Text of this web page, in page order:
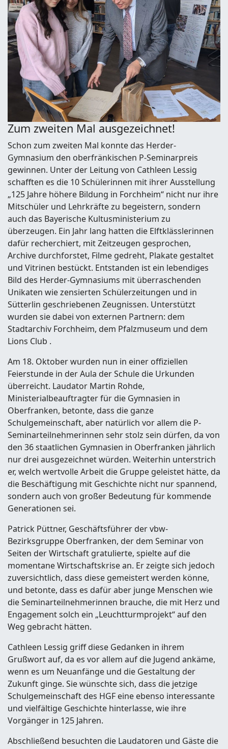
Zum zweiten Mal ausgezeichnet!
Schon zum zweiten Mal konnte das Herder-
Gymnasium den oberfränkischen P-Seminarpreis
gewinnen. Unter der Leitung von Cathleen Lessig
schafften es die 10 Schülerinnen mit ihrer Ausstellung
„125 Jahre höhere Bildung in Forchheim“ nicht nur ihre
Mitschüler und Lehrkräfte zu begeistern, sondern
auch das Bayerische Kultusministerium zu
überzeugen. Ein Jahr lang hatten die Elftklässlerinnen
dafür recherchiert, mit Zeitzeugen gesprochen,
Archive durchforstet, Filme gedreht, Plakate gestaltet
und Vitrinen bestückt. Entstanden ist ein lebendiges
Bild des Herder-Gymnasiums mit überraschenden
Unikaten wie zensierten Schülerzeitungen und in
Sütterlin geschriebenen Zeugnissen. Unterstützt
wurden sie dabei von externen Partnern: dem
Stadtarchiv Forchheim, dem Pfalzmuseum und dem
Lions Club .
Am 18. Oktober wurden nun in einer offiziellen
Feierstunde in der Aula der Schule die Urkunden
überreicht. Laudator Martin Rohde,
Ministerialbeauftragter für die Gymnasien in
Oberfranken, betonte, dass die ganze
Schulgemeinschaft, aber natürlich vor allem die P-
Seminarteilnehmerinnen sehr stolz sein dürfen, da von
den 36 staatlichen Gymnasien in Oberfranken jährlich
nur drei ausgezeichnet würden. Weiterhin unterstrich
er, welch wertvolle Arbeit die Gruppe geleistet hätte, da
die Beschäftigung mit Geschichte nicht nur spannend,
sondern auch von großer Bedeutung für kommende
Generationen sei.
Patrick Püttner, Geschäftsführer der vbw-
Bezirksgruppe Oberfranken, der dem Seminar von
Seiten der Wirtschaft gratulierte, spielte auf die
momentane Wirtschaftskrise an. Er zeigte sich jedoch
zuversichtlich, dass diese gemeistert werden könne,
und betonte, dass es dafür aber junge Menschen wie
die Seminarteilnehmerinnen brauche, die mit Herz und
Engagement solch ein „Leuchtturmprojekt“ auf den
Weg gebracht hätten.
Cathleen Lessig griff diese Gedanken in ihrem
Grußwort auf, da es vor allem auf die Jugend ankäme,
wenn es um Neuanfänge und die Gestaltung der
Zukunft ginge. Sie wünschte sich, dass die jetzige
Schulgemeinschaft des HGF eine ebenso interessante
und vielfältige Geschichte hinterlasse, wie ihre
Vorgänger in 125 Jahren.
Abschließend besuchten die Laudatoren und Gäste die